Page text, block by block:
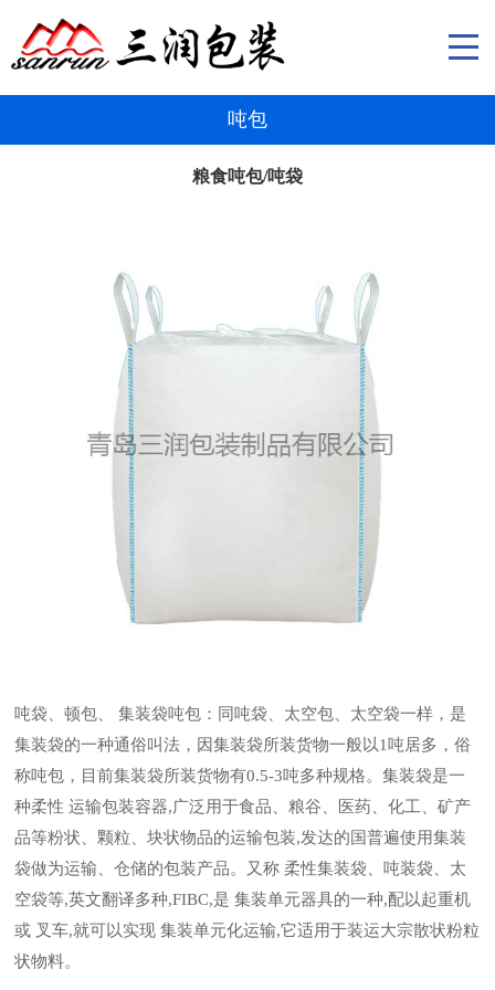
吨包
粮食吨包/吨袋
吨袋、顿包、 集装袋吨包：同吨袋、太空包、太空袋一样，是
集装袋的一种通俗叫法，因集装袋所装货物一般以1吨居多，俗
称吨包，目前集装袋所装货物有0.5-3吨多种规格。集装袋是一
种柔性 运输包装容器,广泛用于食品、粮谷、医药、化工、矿产
品等粉状、颗粒、块状物品的运输包装,发达的国普遍使用集装
袋做为运输、仓储的包装产品。又称 柔性集装袋、吨装袋、太
空袋等,英文翻译多种,FIBC,是 集装单元器具的一种,配以起重机
或 叉车,就可以实现 集装单元化运输,它适用于装运大宗散状粉粒
状物料。